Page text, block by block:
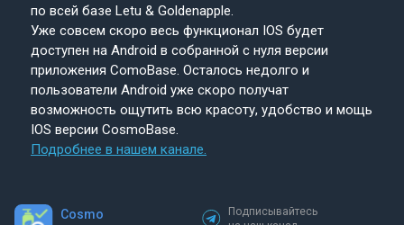
по всей базе Letu & Goldenapple.
Уже совсем скоро весь функционал IOS будет
доступен на Android в собранной с нуля версии
приложения ComoBase. Осталось недолго и
пользователи Android уже скоро получат
возможность ощутить всю красоту, удобство и мощь
IOS версии CosmoBase.
Подробнее в нашем канале.
Cosmo
Подписывайтесь